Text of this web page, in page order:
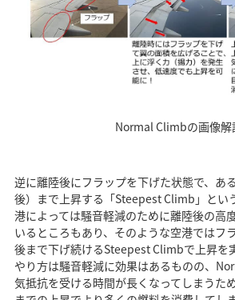
Normal Climbの画像解
逆に離陸後にフラップを下げた状態で、あ
後）まで上昇する「Steepest Climb」とい
港によっては騒音軽減のために離陸後の高
いるところもあり、そのような空港ではフ
後まで下げ続けるSteepest Climbで上昇を
やり方は騒音軽減に効果はあるものの、
気抵抗を受ける時間が長くなってしまうた